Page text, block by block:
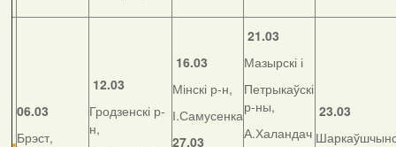
06.03
Брэст,
12.03
Гродзенскі р-
н,
16.03
Мінскі р-н,
І.Самусенка
27.03
21.03
Мазырскі і
Петрыкаўскі
р-ны,
А.Халандач
23.03